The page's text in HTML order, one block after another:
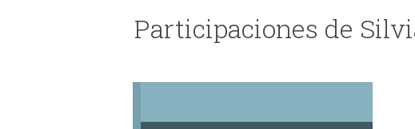
Participaciones de